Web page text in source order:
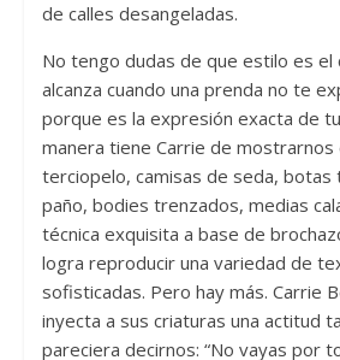
de calles desangeladas.
No tengo dudas de que estilo es el
alcanza cuando una prenda no te
porque es la expresión exacta de tu
manera tiene Carrie de
terciopelo, camisas de seda, botas
paño, bodies trenzados, medias
técnica exquisita a base de
logra reproducir una variedad de
sofisticadas. Pero hay más. Carrie
inyecta a sus criaturas una actitud
pareciera decirnos: “No vayas por